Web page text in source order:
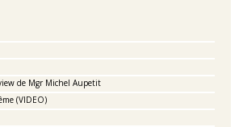
de Mgr Michel Aupetit
(VIDEO)